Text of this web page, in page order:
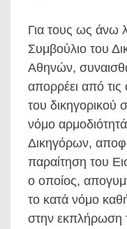
Για τους ως άνω
Συμβούλιο του
Αθηνών,
απορρέει από τις
του δικηγορικού
νόμο
Δικηγόρων,
παραίτηση του
ο οποίος,
το κατά νόμο
στην εκπλήρωση